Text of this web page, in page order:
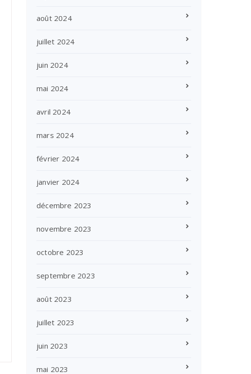
août 2024
juillet 2024
juin 2024
mai 2024
avril 2024
mars 2024
février 2024
janvier 2024
décembre 2023
novembre 2023
octobre 2023
septembre 2023
août 2023
juillet 2023
juin 2023
mai 2023